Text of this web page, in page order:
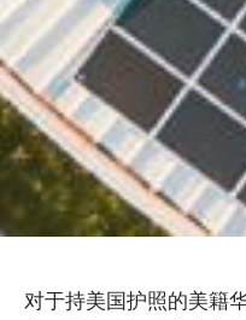
对于持美国护照的美籍